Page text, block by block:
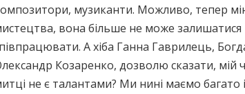
музиканти. Можливо, тепер
вона більше не може залишатися
А хіба Ганна Гаврилець,
Козаренко, дозволю сказати, мій
не є талантами? Ми нині маємо